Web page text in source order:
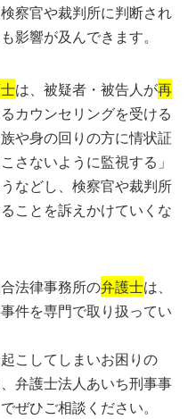
察官や裁判所に判断され
影響が及んできます。
は、被疑者・被告人が再
カウンセリングを受ける
や身の回りの方に情状証
さないように監視する」
などし、検察官や裁判所
ことを訴えかけていくな
法律事務所の弁護士は、
件を専門で取り扱ってい
こしてしまいお困りの
弁護士法人あいち刑事事
ぜひご相談ください。